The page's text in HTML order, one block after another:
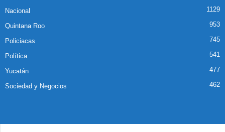
Nacional 1129
Quintana Roo 953
Policiacas 745
Política 541
Yucatán 477
Sociedad y Negocios 462